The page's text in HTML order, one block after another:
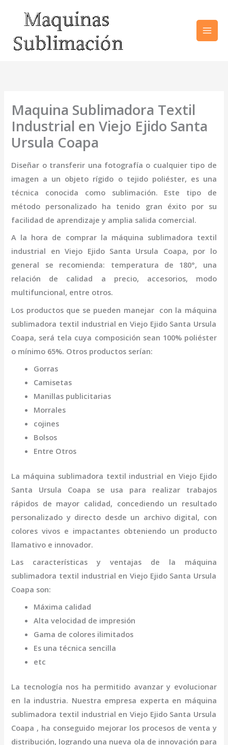
contenido
Maquina Sublimadora Textil
Industrial en Viejo Ejido Santa
Ursula Coapa
Diseñar o transferir una fotografía o cualquier tipo de
imagen a un objeto rígido o tejido poliéster, es una
técnica conocida como sublimación. Este tipo de
método personalizado ha tenido gran éxito por su
facilidad de aprendizaje y amplia salida comercial.
A la hora de comprar la máquina sublimadora textil
industrial en Viejo Ejido Santa Ursula Coapa, por lo
general se recomienda: temperatura de 180°, una
relación de calidad a precio, accesorios, modo
multifuncional, entre otros.
Los productos que se pueden manejar con la máquina
sublimadora textil industrial en Viejo Ejido Santa Ursula
Coapa, será tela cuya composición sean 100% poliéster
o mínimo 65%. Otros productos serían:
Gorras
Camisetas
Manillas publicitarias
Morrales
cojines
Bolsos
Entre Otros
La máquina sublimadora textil industrial en Viejo Ejido
Santa Ursula Coapa
se usa para realizar trabajos
rápidos de mayor calidad, concediendo un resultado
personalizado y directo desde un archivo digital, con
colores vivos e impactantes obteniendo un producto
llamativo e innovador.
Las características y ventajas de la máquina
sublimadora textil industrial en Viejo Ejido Santa Ursula
Coapa son:
Máxima calidad
Alta velocidad de impresión
Gama de colores ilimitados
Es una técnica sencilla
etc
La tecnología nos ha permitido avanzar y evolucionar
en la industria. Nuestra empresa experta en máquina
sublimadora textil industrial en Viejo Ejido Santa Ursula
Coapa , ha conseguido mejorar los procesos de venta y
distribución, logrando una nueva ola de innovación para